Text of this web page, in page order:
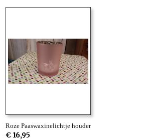
Roze Paaswaxinelichtje houder
€ 16,95